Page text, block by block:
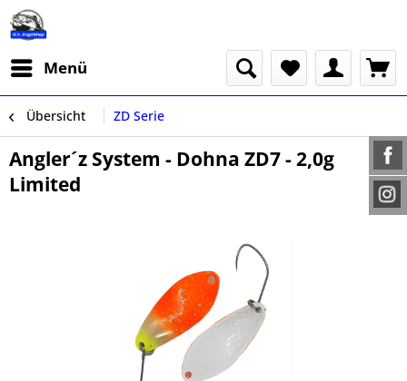
Menü
Übersicht ZD Serie
Angler´z System - Dohna ZD7 - 2,0g
Limited